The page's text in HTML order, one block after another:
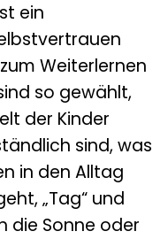
ein
Weiterlernen
so gewählt,
der Kinder
sind, was
in den Alltag
„Tag“ und
die Sonne oder